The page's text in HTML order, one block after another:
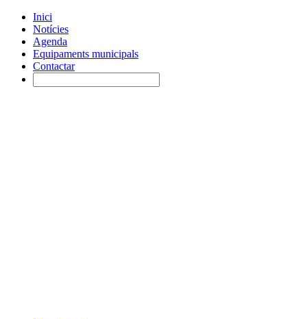
Inici
Notícies
Agenda
Equipaments municipals
Contactar